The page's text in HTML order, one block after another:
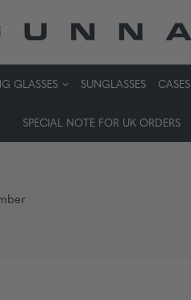
GLASSES SUNGLASSES CASES
SPECIAL NOTE FOR UK ORDERS